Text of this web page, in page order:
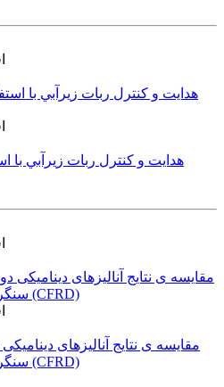
هدايت و كنترل ربات زيرآبي با
مقایسه ی‌ نتایج آنالیزهای‌
سنگریزی‌ شده با‌رویه‌ی‌ بتنی‌ (CFRD)